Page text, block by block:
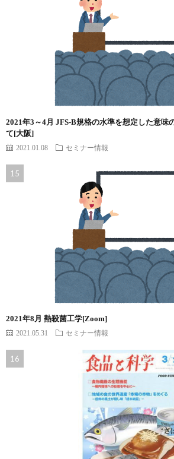
2021年3～4月 JFS-B規格の水準を想定した意味
て[大阪]
2021.01.08 セミナー情報
2021年8月 熱殺菌工学[Zoom]
2021.05.31 セミナー情報